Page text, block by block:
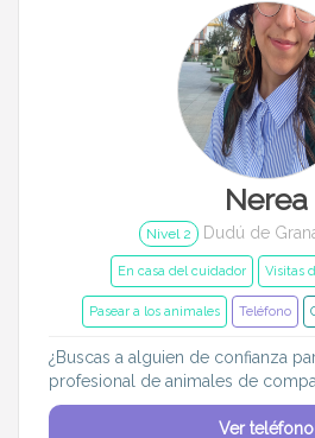
Nerea
Nivel 2 Dudú de
En casa del cuidador Visitas
Pasear a los animales Teléfono
¿Buscas a alguien de confianza
profesional de animales de
Ver teléfono